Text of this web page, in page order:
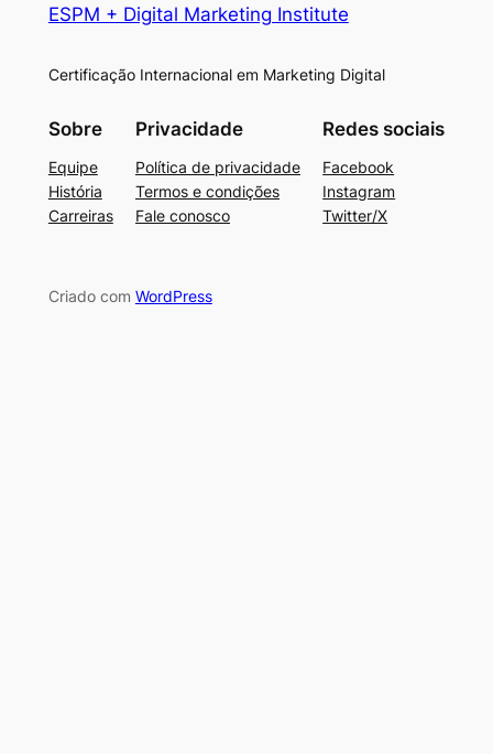
ESPM + Digital Marketing Institute
Certificação Internacional em Marketing Digital
Sobre
Equipe
História
Carreiras
Privacidade
Política de privacidade
Termos e condições
Fale conosco
Redes sociais
Facebook
Instagram
Twitter/X
Criado com WordPress